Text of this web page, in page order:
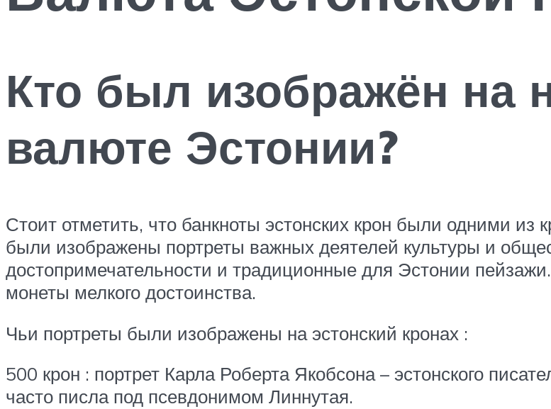
Кто был изображён на
валюте Эстонии?
Стоит отметить, что банкноты эстонских крон были одними из
были изображены портреты важных деятелей культуры и
достопримечательности и традиционные для Эстонии
монеты мелкого достоинства.
Чьи портреты были изображены на эстонский кронах :
500 крон : портрет Карла Роберта Якобсона – эстонского
часто писла под псевдонимом Линнутая.